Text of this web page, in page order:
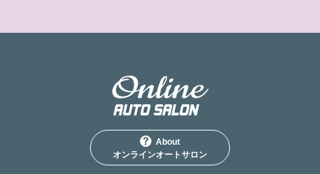
About
オンラインオートサロン